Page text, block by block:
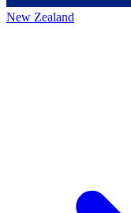
New Zealand